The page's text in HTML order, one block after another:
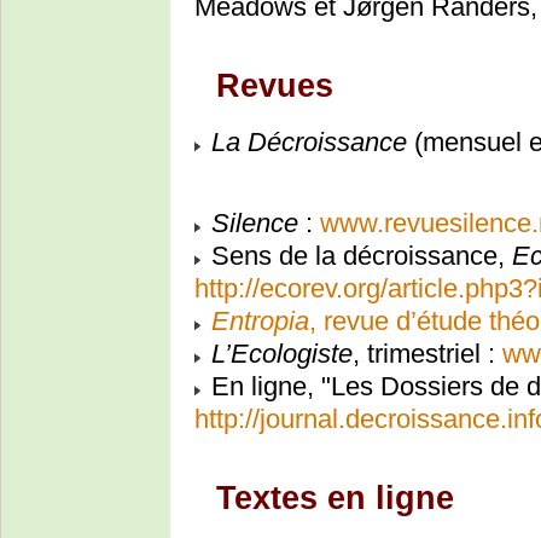
Meadows et Jørgen
Revues
La Décroissance (mensuel
Silence :
Sens de la décroissance,
http://ecorev.org/
Entropia, revue d’étude
L’Ecologiste, trimestriel :
En ligne, "Les Dossiers de
http://
Textes en ligne